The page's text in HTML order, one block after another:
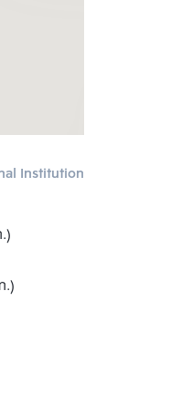
Institution